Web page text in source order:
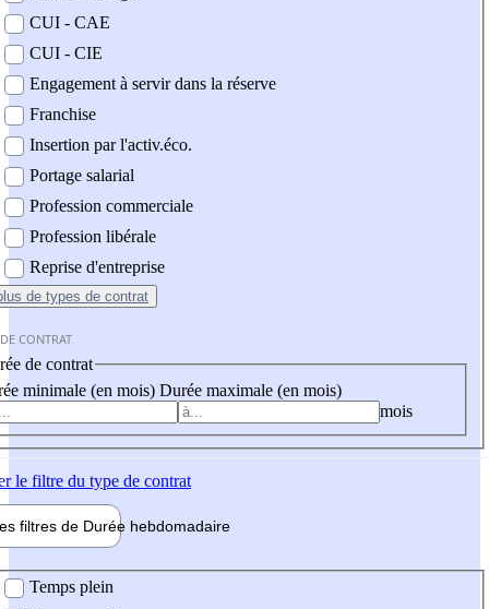
CUI - CAE
CUI - CIE
Engagement à servir dans la réserve
Franchise
Insertion par l'activ.éco.
Portage salarial
Profession commerciale
Profession libérale
Reprise d'entreprise
de types de contrat
CONTRAT
de contrat
minimale (en mois) Durée maximale (en mois)
mois
le filtre du type de contrat
filtres de Durée hebdomadaire
Temps plein